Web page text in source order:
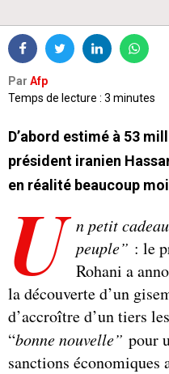
Par Afp
Temps de lecture : 3 minutes
D’abord estimé à 53
président iranien
en réalité beaucoup
U n petit
peuple” : le
Rohani a
la découverte d’un
d’accroître d’un tiers
“bonne nouvelle” pour
sanctions économiques